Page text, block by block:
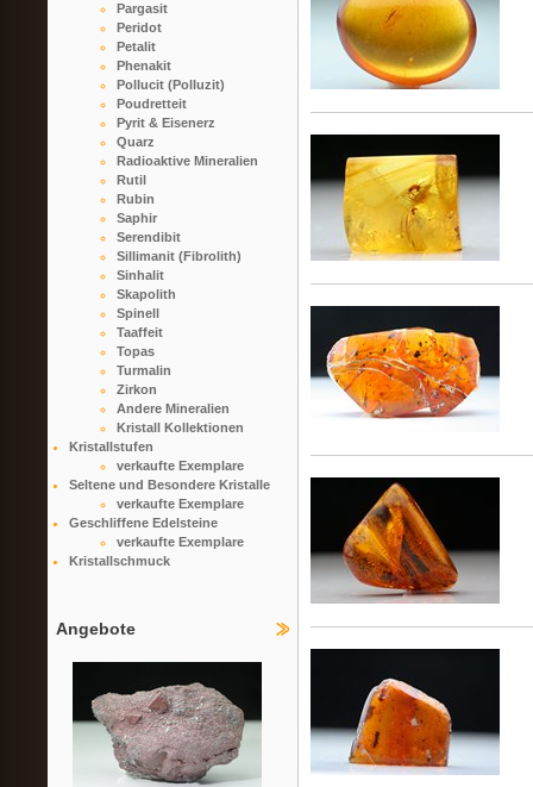
Pargasit
Peridot
Petalit
Phenakit
Pollucit (Polluzit)
Poudretteit
Pyrit & Eisenerz
Quarz
Radioaktive Mineralien
Rutil
Rubin
Saphir
Serendibit
Sillimanit (Fibrolith)
Sinhalit
Skapolith
Spinell
Taaffeit
Topas
Turmalin
Zirkon
Andere Mineralien
Kristall Kollektionen
Kristallstufen
verkaufte Exemplare
Seltene und Besondere Kristalle
verkaufte Exemplare
Geschliffene Edelsteine
verkaufte Exemplare
Kristallschmuck
Angebote